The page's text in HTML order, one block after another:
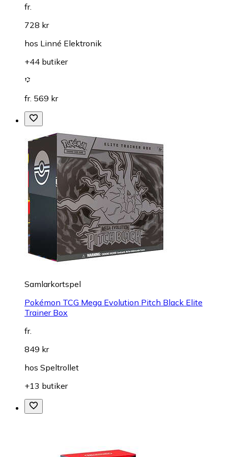
fr.
728 kr
hos Linné Elektronik
+44 butiker
fr. 569 kr
Samlarkortspel
Pokémon TCG Mega Evolution Pitch Black Elite
Trainer Box
fr.
849 kr
hos Speltrollet
+13 butiker